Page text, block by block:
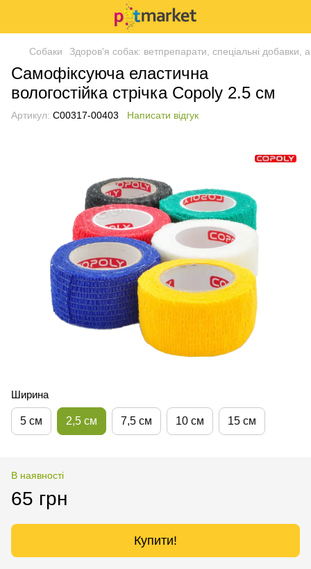
Собаки Здоров'я собак: ветпрепарати, спеціальні добавки,
Самофіксуюча еластична
вологостійка стрічка Copoly 2.5 см
Артикул: C00317-00403 Написати відгук
Ширина
5 см 2,5 см 7,5 см 10 см 15 см
В наявності
65 грн
Купити!